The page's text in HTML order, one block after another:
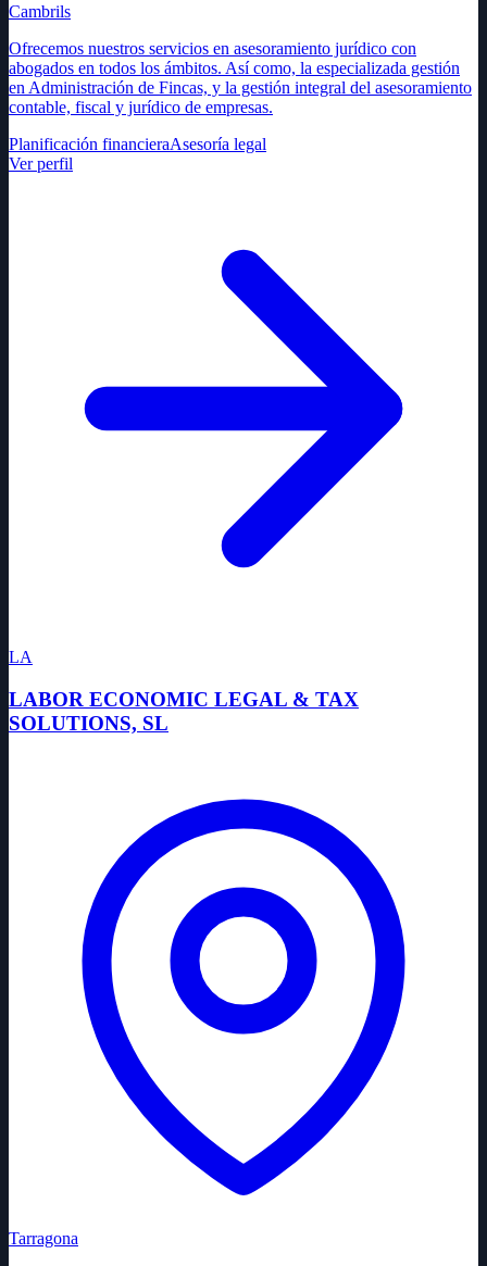
Cambrils
Ofrecemos nuestros servicios en asesoramiento jurídico con
abogados en todos los ámbitos. Así como, la especializada gestión
en Administración de Fincas, y la gestión integral del asesoramiento
contable, fiscal y jurídico de empresas.
Planificación financieraAsesoría legal
Ver perfil
LA
LABOR ECONOMIC LEGAL & TAX
SOLUTIONS, SL
Tarragona